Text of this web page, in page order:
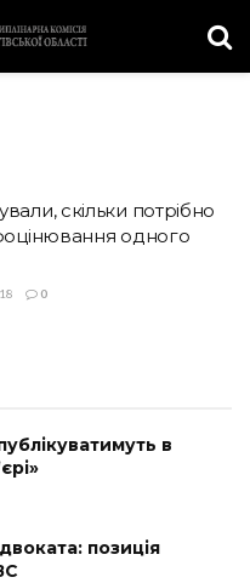
скільки потрібно
одного
0
в
позиція